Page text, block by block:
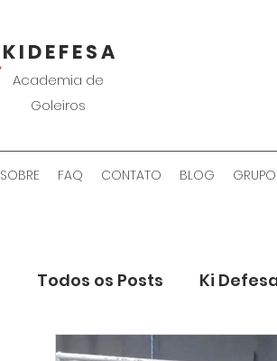
K I D E F E S A
Academia de
Goleiros
SOBRE FAQ CONTATO BLOG
Todos os Posts Ki